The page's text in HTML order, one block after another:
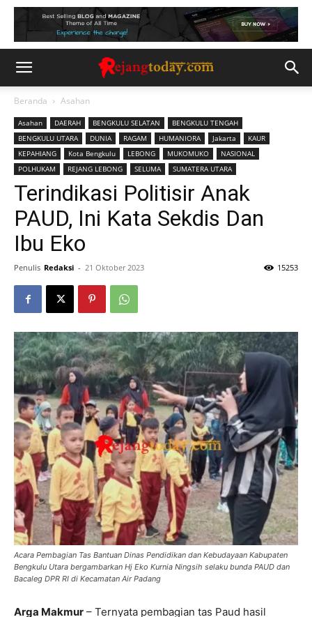
Beranda Asahan
Asahan DAERAH BENGKULU SELATAN
BENGKULU TENGAH
BENGKULU UTARA
DUNIA RAGAM HUMANIORA Jakarta
KAUR
KEPAHIANG
Kota Bengkulu LEBONG MUKOMUKO
NASIONAL
POLHUKAM
REJANG LEBONG SELUMA SUMATERA UTARA
Terindikasi Politisir Anak
PAUD, Ini Kata Sekdis Dan
Ibu Eko
Penulis Redaksi - 21 Oktober 2023 15253
Acara Pembagian Tas Bantuan Dinas Pendidikan dan Kebudayaan Kabupaten
Bengkulu Utara bergambarkan Hj Eko Kurnia Ningsih selaku bunda PAUD dan
Bacaleg DPR RI di Kecamatan Air Padang
Arga Makmur – Ternyata pembagian tas Paud hasil